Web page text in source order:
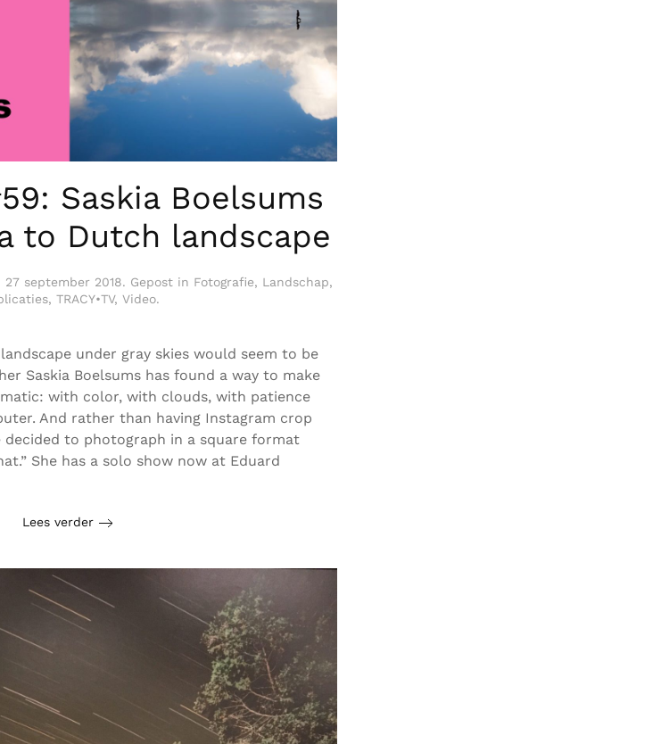
Saskia Boelsums
to Dutch landscape
27 september 2018. Gepost in Fotografie, Landschap,
, TRACY•TV, Video.
under gray skies would seem to be
Saskia Boelsums has found a way to make
with color, with clouds, with patience
And rather than having Instagram crop
decided to photograph in a square format
She has a solo show now at Eduard
Lees verder